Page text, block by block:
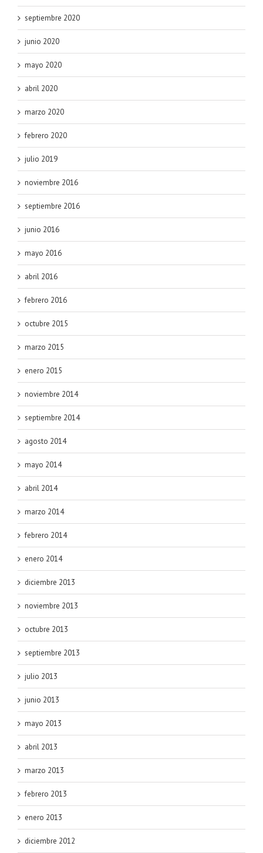
septiembre 2020
junio 2020
mayo 2020
abril 2020
marzo 2020
febrero 2020
julio 2019
noviembre 2016
septiembre 2016
junio 2016
mayo 2016
abril 2016
febrero 2016
octubre 2015
marzo 2015
enero 2015
noviembre 2014
septiembre 2014
agosto 2014
mayo 2014
abril 2014
marzo 2014
febrero 2014
enero 2014
diciembre 2013
noviembre 2013
octubre 2013
septiembre 2013
julio 2013
junio 2013
mayo 2013
abril 2013
marzo 2013
febrero 2013
enero 2013
diciembre 2012